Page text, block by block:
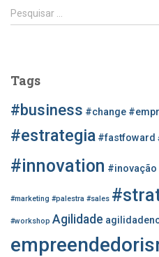
P
e
a
r
o
Pesquisar …
Tags
#business #change
#estrategia #fastfoward
#innovation #inovação
#marketing #palestra #sales
#workshop Agilidade